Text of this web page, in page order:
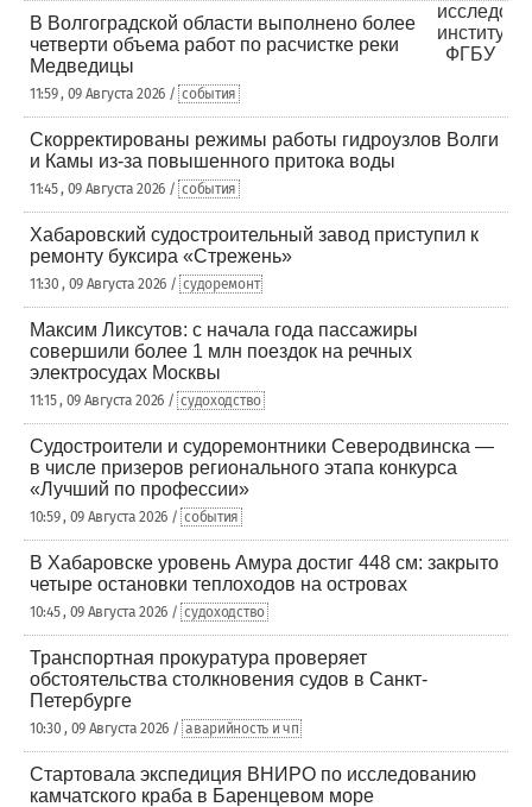
В Волгоградской области выполнено более
четверти объема работ по расчистке реки
Медведицы
11:59 , 09 Августа 2026 / события
Скорректированы режимы работы гидроузлов Волги
и Камы из-за повышенного притока воды
11:45 , 09 Августа 2026 / события
Хабаровский судостроительный завод приступил к
ремонту буксира «Стрежень»
11:30 , 09 Августа 2026 / судоремонт
Максим Ликсутов: с начала года пассажиры
совершили более 1 млн поездок на речных
электросудах Москвы
11:15 , 09 Августа 2026 / судоходство
Судостроители и судоремонтники Северодвинска —
в числе призеров регионального этапа конкурса
«Лучший по профессии»
10:59 , 09 Августа 2026 / события
В Хабаровске уровень Амура достиг 448 см: закрыто
четыре остановки теплоходов на островах
10:45 , 09 Августа 2026 / судоходство
Транспортная прокуратура проверяет
обстоятельства столкновения судов в Санкт-
Петербурге
10:30 , 09 Августа 2026 / аварийность и чп
Стартовала экспедиция ВНИРО по исследованию
камчатского краба в Баренцевом море